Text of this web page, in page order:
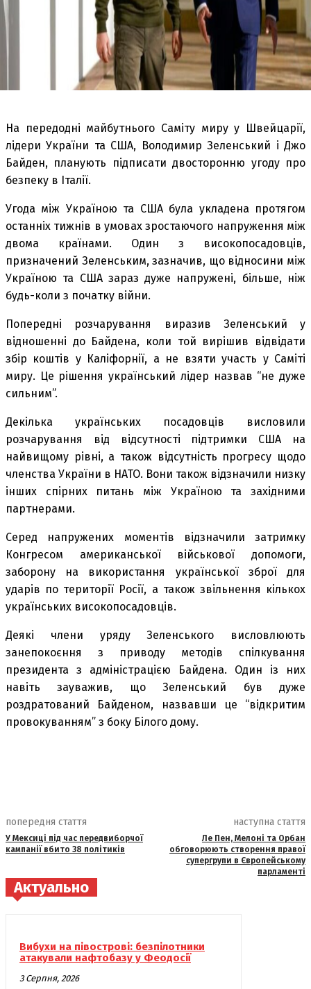
На передодні майбутнього Саміту миру у Швейцарії,
лідери України та США, Володимир Зеленський і Джо
Байден, планують підписати двосторонню угоду про
безпеку в Італії.
Угода між Україною та США була укладена протягом
останніх тижнів в умовах зростаючого напруження між
двома країнами. Один з високопосадовців,
призначений Зеленським, зазначив, що відносини між
Україною та США зараз дуже напружені, більше, ніж
будь-коли з початку війни.
Попередні розчарування виразив Зеленський у
відношенні до Байдена, коли той вирішив відвідати
збір коштів у Каліфорнії, а не взяти участь у Саміті
миру. Це рішення український лідер назвав “не дуже
сильним”.
Декілька українських посадовців висловили
розчарування від відсутності підтримки США на
найвищому рівні, а також відсутність прогресу щодо
членства України в НАТО. Вони також відзначили низку
інших спірних питань між Україною та західними
партнерами.
Серед напружених моментів відзначили затримку
Конгресом американської військової допомоги,
заборону на використання української зброї для
ударів по території Росії, а також звільнення кількох
українських високопосадовців.
Деякі члени уряду Зеленського висловлюють
занепокоєння з приводу методів спілкування
президента з адміністрацією Байдена. Один із них
навіть зауважив, що Зеленський був дуже
роздратований Байденом, назвавши це “відкритим
провокуванням” з боку Білого дому.
попередня стаття
У Мексиці під час передвиборчої
кампанії вбито 38 політиків
наступна стаття
Ле Пен, Мелоні та Орбан
обговорюють створення правої
супергрупи в Європейському
парламенті
Актуально
Вибухи на півострові: безпілотники
атакували нафтобазу у Феодосії
3 Серпня, 2026